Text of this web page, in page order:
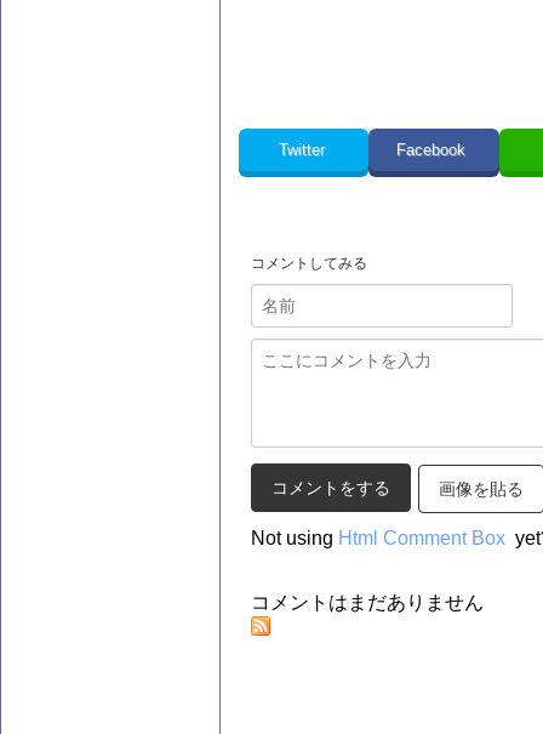
Twitter Facebook
コメントしてみる
画像を貼る
Not using Html Comment Box
コメントはまだありません